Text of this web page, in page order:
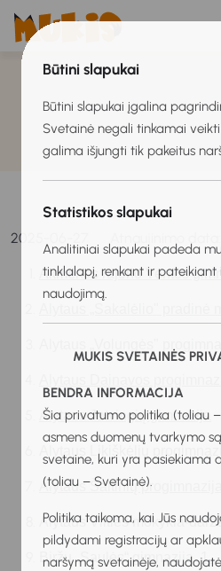
Būtini slapukai
Būtini slapukai įgalina
Svetainė negali tinkamai
galima išjungti tik pakeitus
Statistikos slapukai
Analitiniai slapukai padeda
tinklalapį, renkant ir
naudojimą.
MUKIS SVETAINĖS
BENDRA INFORMACIJA
Šia privatumo politika (toliau
asmens duomenų tvarkymo
svetaine, kuri yra pasiekiama
(toliau – Svetainė).
Politika taikoma, kai Jūs
pildydami registracijų ar
naršymą svetainėje,
2025-06-27
Akmenės rajono Ventos
Alytaus Jotvingių gimnazija
Alytaus Likiškėlių
Alytaus Šaltinių progimnazija
Alytaus Vilties mokykla-
Biržų „Saulės“ gimnazija 1